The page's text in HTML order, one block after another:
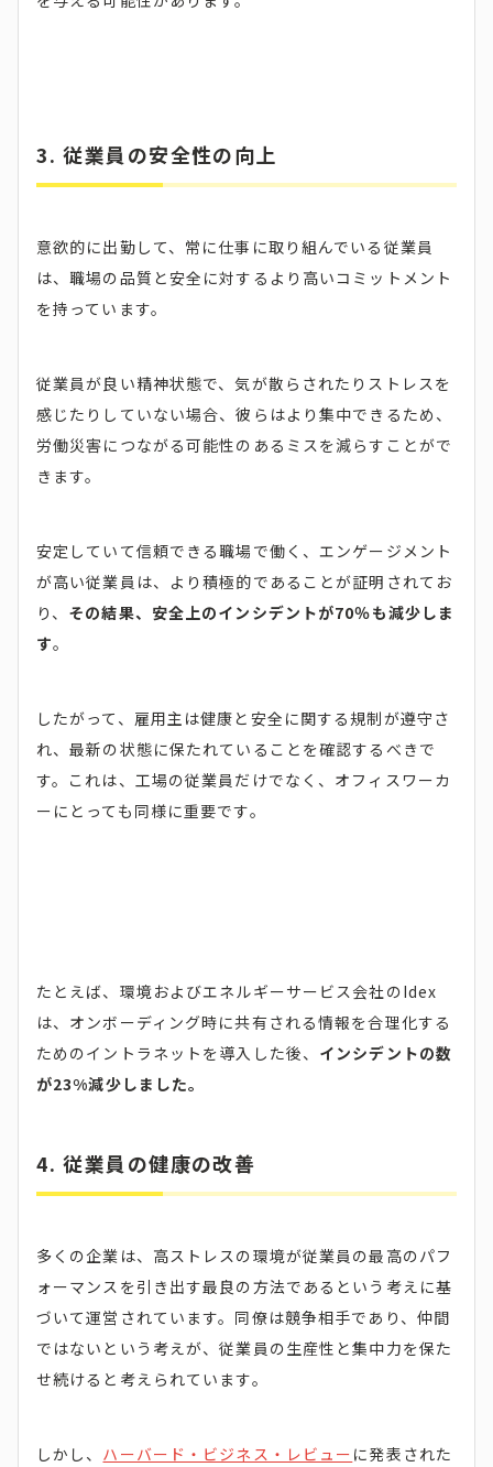
3. 従業員の安全性の向上
意欲的に出勤して、常に仕事に取り組んでいる従業員
は、職場の品質と安全に対するより高いコミットメント
を持っています。
従業員が良い精神状態で、気が散らされたりストレスを
感じたりしていない場合、彼らはより集中できるため、
労働災害につながる可能性のあるミスを減らすことがで
きます。
安定していて信頼できる職場で働く、エンゲージメント
が高い従業員は、より積極的であることが証明されてお
り、 その結果、安全上のインシデントが70％も減少しま
す。
したがって、雇用主は健康と安全に関する規制が遵守さ
れ、最新の状態に保たれていることを確認するべきで
す。これは、工場の従業員だけでなく、オフィスワーカ
ーにとっても同様に重要です。
たとえば、環境およびエネルギーサービス会社のIdex
は、オンボーディング時に共有される情報を合理化する
ためのイントラネットを導入した後、 インシデントの数
が23%減少しました。
4. 従業員の健康の改善
多くの企業は、高ストレスの環境が従業員の最高のパフ
ォーマンスを引き出す最良の方法であるという考えに基
づいて運営されています。同僚は競争相手であり、仲間
ではないという考えが、従業員の生産性と集中力を保た
せ続けると考えられています。
しかし、 ハーバード・ビジネス・レビュー に発表された